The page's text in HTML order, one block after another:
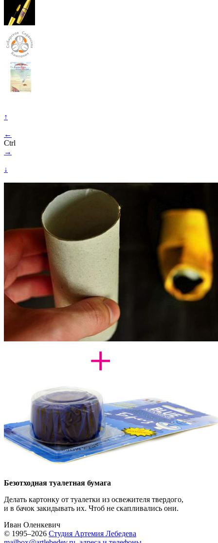
↑
←
Ctrl
→
↓
Безотходная туалетная бумага
Делать картонку от туалетки из освежителя твердого,
и в бачок закидывать их. Чтоб не скапливались они.
Иван Оленкевич
© 1995–2026 Студия Артемия Лебедева